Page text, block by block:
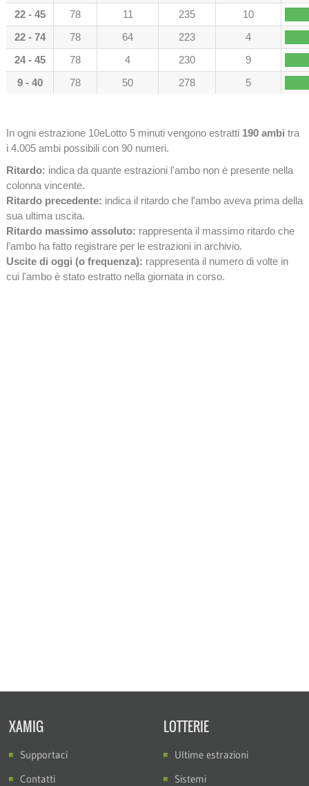
22 - 45
78 11 235
10
22 - 74
78 64 223
4
24 - 45
78 4 230
9
9 - 40
78 50 278 5
In ogni estrazione 10eLotto 5 minuti vengono estratti 190 ambi tra
i 4.005 ambi possibili con 90 numeri.
Ritardo: indica da quante estrazioni l'ambo non è presente nella
colonna vincente.
Ritardo precedente: indica il ritardo che l'ambo aveva prima della
sua ultima uscita.
Ritardo massimo assoluto: rappresenta il massimo ritardo che
l'ambo ha fatto registrare per le estrazioni in archivio.
Uscite di oggi (o frequenza): rappresenta il numero di volte in
cui l'ambo è stato estratto nella giornata in corso.
XAMIG
Supportaci
Contatti
LOTTERIE
Ultime estrazioni
Sistemi